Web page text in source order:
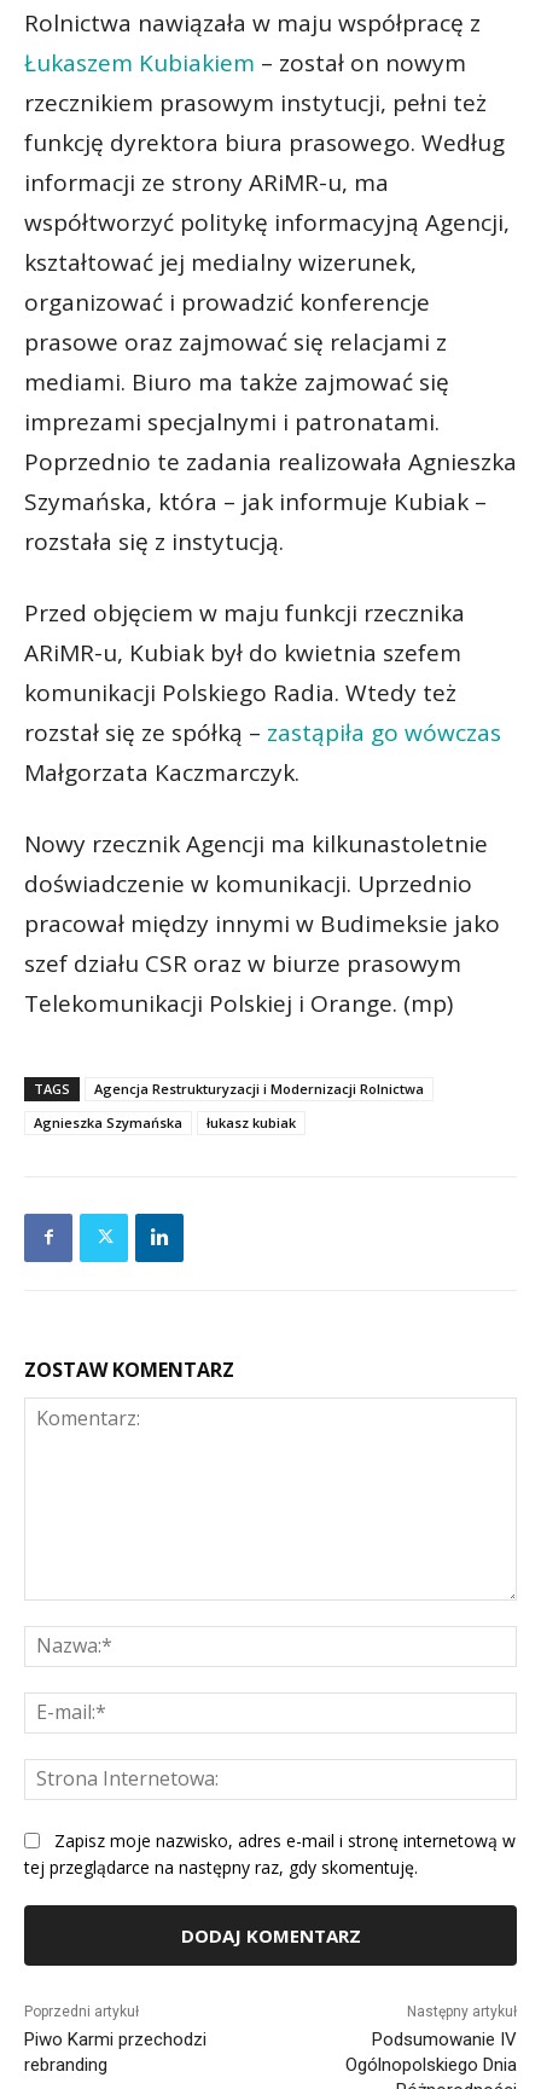
Rolnictwa nawiązała w maju współpracę z
Łukaszem Kubiakiem – został on nowym
rzecznikiem prasowym instytucji, pełni też
funkcję dyrektora biura prasowego. Według
informacji ze strony ARiMR-u, ma
współtworzyć politykę informacyjną Agencji,
kształtować jej medialny wizerunek,
organizować i prowadzić konferencje
prasowe oraz zajmować się relacjami z
mediami. Biuro ma także zajmować się
imprezami specjalnymi i patronatami.
Poprzednio te zadania realizowała Agnieszka
Szymańska, która – jak informuje Kubiak –
rozstała się z instytucją.
Przed objęciem w maju funkcji rzecznika
ARiMR-u, Kubiak był do kwietnia szefem
komunikacji Polskiego Radia. Wtedy też
rozstał się ze spółką – zastąpiła go wówczas
Małgorzata Kaczmarczyk.
Nowy rzecznik Agencji ma kilkunastoletnie
doświadczenie w komunikacji. Uprzednio
pracował między innymi w Budimeksie jako
szef działu CSR oraz w biurze prasowym
Telekomunikacji Polskiej i Orange. (mp)
TAGS
Agencja Restrukturyzacji i Modernizacji Rolnictwa
Agnieszka Szymańska
łukasz kubiak
ZOSTAW KOMENTARZ
Zapisz moje nazwisko, adres e-mail i stronę internetową w
tej przeglądarce na następny raz, gdy skomentuję.
Poprzedni artykuł
Piwo Karmi przechodzi
rebranding
Następny artykuł
Podsumowanie IV
Ogólnopolskiego Dnia